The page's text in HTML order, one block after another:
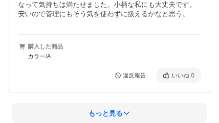
なって気持ちは満たせました。小柄な私にも大丈夫です。
安いので管理にもそう気を使わずに扱えるかなと思う。
購入した商品
カラー/A
違反報告 いいね 0
もっと見る